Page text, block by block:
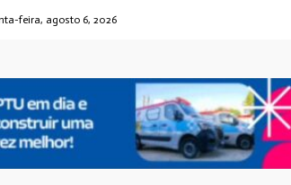
feira, agosto 6, 2026